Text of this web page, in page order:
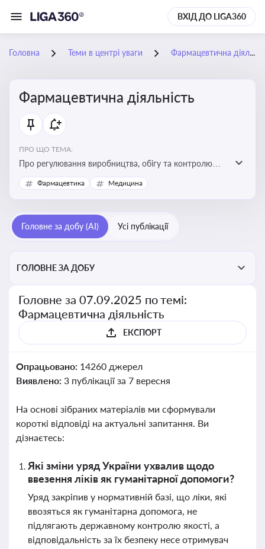
ВХІД ДО LIGA360
Головна Теми в центрі уваги Фармацевтична діяльність
Фармацевтична діяльність
ПРО ЩО ТЕМА:
Про регулювання виробництва, обігу та контролю
лікарських засобів для легальної роботи компаній та
аптек, з дотриманням стандартів якості та безпеки
Фармацевтика Медицина
Головне за добу (AI) Усі публікації
ГОЛОВНЕ ЗА ДОБУ
Головне за 07.09.2025 по темі:
Фармацевтична діяльність
ЕКСПОРТ
Опрацьовано: 14260 джерел
Виявлено: 3 публікації за 7 вересня
На основі зібраних матеріалів ми сформували
короткі відповіді на актуальні запитання. Ви
дізнаєтесь:
Які зміни уряд України ухвалив щодо
ввезення ліків як гуманітарної допомоги?
Уряд закріпив у нормативній базі, що ліки, які
ввозяться як гуманітарна допомога, не
підлягають державному контролю якості, а
відповідальність за їх безпеку несе отримувач